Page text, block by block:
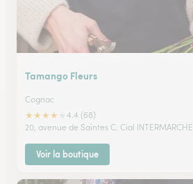
Tamango Fleurs
Cognac
★★★★
4.4 (68)
20, avenue de Saintes C. Cial INTERMARCHE
Voir la boutique